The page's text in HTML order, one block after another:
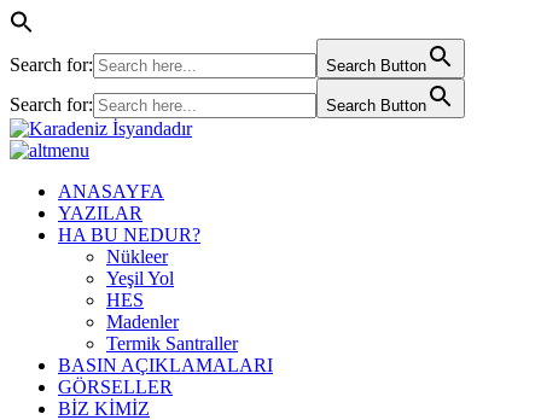
Search for: Search Button
Search for: Search Button
ANASAYFA
YAZILAR
HA BU NEDUR?
Nükleer
Yeşil Yol
HES
Madenler
Termik Santraller
BASIN AÇIKLAMALARI
GÖRSELLER
BİZ KİMİZ